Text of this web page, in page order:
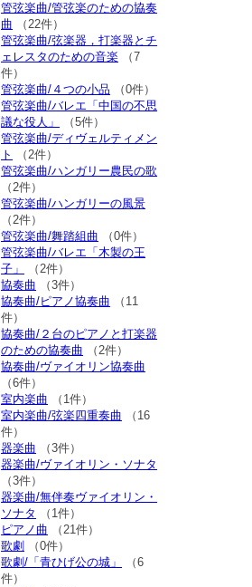
管弦楽曲/管弦楽のための協奏
曲 （22件）
管弦楽曲/弦楽器，打楽器とチ
ェレスタのための音楽 （7
件）
管弦楽曲/４つの小品 （0件）
管弦楽曲/バレエ「中国の不思
議な役人」
（5件）
管弦楽曲/ディヴェルティメン
ト
（2件）
管弦楽曲/ハンガリー農民の歌
（2件）
管弦楽曲/ハンガリーの風景
（2件）
管弦楽曲/舞踏組曲 （0件）
管弦楽曲/バレエ「木製の王
子」
（2件）
協奏曲 （3件）
協奏曲/ピアノ協奏曲 （11
件）
協奏曲/２台のピアノと打楽器
のための協奏曲 （2件）
協奏曲/ヴァイオリン協奏曲
（6件）
室内楽曲 （1件）
室内楽曲/弦楽四重奏曲 （16
件）
器楽曲 （3件）
器楽曲/ヴァイオリン・ソナタ
（3件）
器楽曲/無伴奏ヴァイオリン・
ソナタ
（1件）
ピアノ曲 （21件）
歌劇
（0件）
歌劇/「青ひげ公の城」
（6
件）